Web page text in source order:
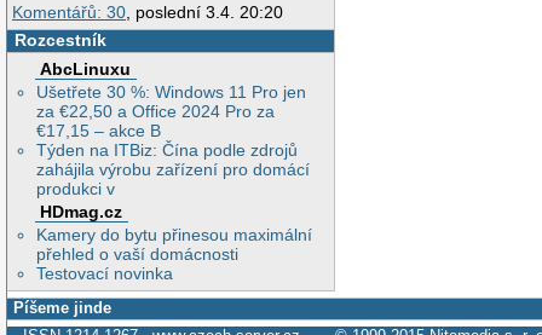
Komentářů: 30 , poslední 3.4. 20:20
Rozcestník
AbcLinuxu
Ušetřete 30 %: Windows 11 Pro jen
za €22,50 a Office 2024 Pro za
€17,15 – akce B
Týden na ITBiz: Čína podle zdrojů
zahájila výrobu zařízení pro domácí
produkci v
HDmag.cz
Kamery do bytu přinesou maximální
přehled o vaší domácnosti
Testovací novinka
Píšeme jinde